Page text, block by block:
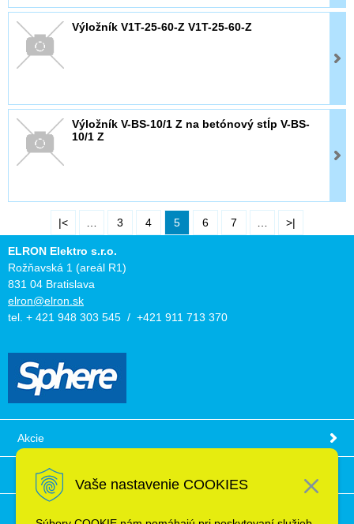
Vaše nastavenie COOKIES
Výložník V1T-25-60-Z V1T-25-60-Z
Výložník V-BS-10/1 Z na betónový stĺp V-BS-
10/1 Z
|< 3 4 5 6 7 >|
ELRON Elektro s.r.o.
Rožňavská 1 (areál R1)
831 04 Bratislava
elron@elron.sk
tel. + 421 948 303 545 / +421 911 713 370
Akcie
Obchodné podmienky